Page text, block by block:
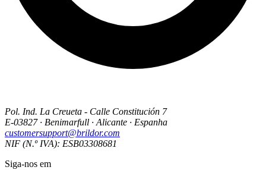
Pol. Ind. La Creueta - Calle Constitución 7
E-03827 · Benimarfull · Alicante · Espanha
customersupport@brildor.com
NIF (N.º IVA): ESB03308681
Siga-nos em